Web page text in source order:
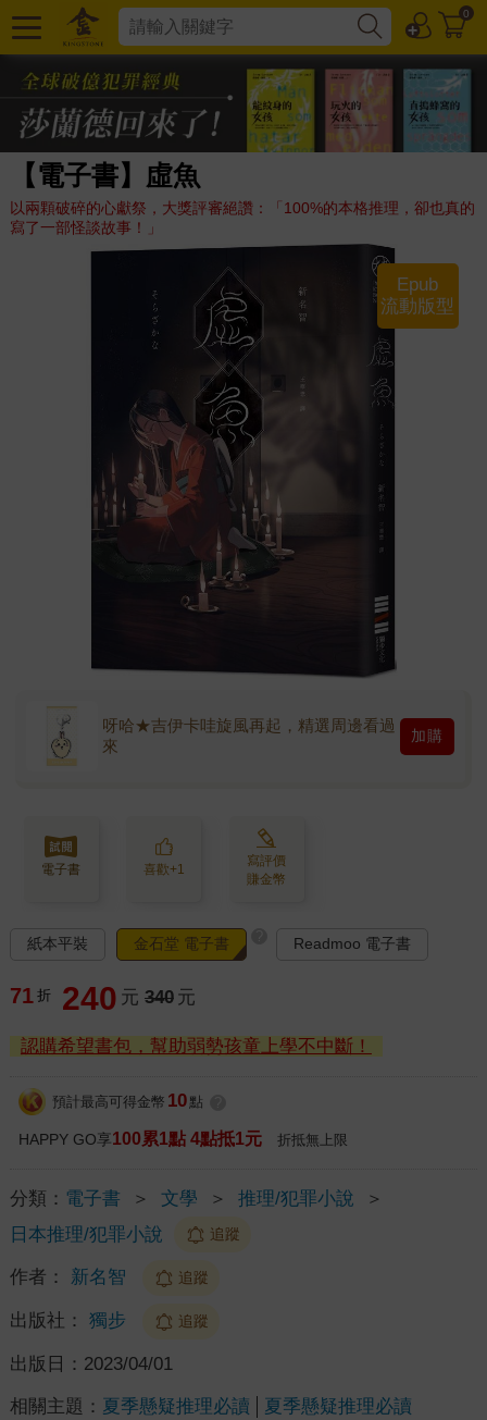
0
【電子書】虛魚
以兩顆破碎的心獻祭，大獎評審絕讚：「100%的本格推理，卻也真的
寫了一部怪談故事！」
Epub
流動版型
呀哈★吉伊卡哇旋風再起，精選周邊看過
來
加購
電子書 喜歡+1
寫評價
賺金幣
紙本平裝 金石堂 電子書 Readmoo 電子書
71 折 240 元 340 元
認購希望書包，幫助弱勢孩童上學不中斷！
預計最高可得金幣 10 點
HAPPY GO享100累1點 4點抵1元 折抵無上限
分類： 電子書 ＞ 文學 ＞ 推理/犯罪小說
＞
日本推理/犯罪小說
追蹤
作者： 新名智 追蹤
出版社： 獨步 追蹤
出版日： 2023/04/01
相關主題： 夏季懸疑推理必讀 夏季懸疑推理必讀